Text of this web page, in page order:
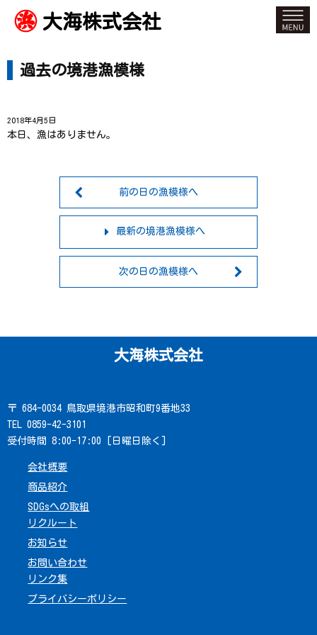
大海株式会社
過去の境港漁模様
2018年4月5日
本日、漁はありません。
前の日の漁模様へ
最新の境港漁模様へ
次の日の漁模様へ
大海株式会社
〒 684-0034 鳥取県境港市昭和町9番地33
TEL 0859-42-3101
受付時間 8:00-17:00 [日曜日除く]
会社概要
商品紹介
SDGsへの取組
リクルート
お知らせ
お問い合わせ
リンク集
プライバシーポリシー